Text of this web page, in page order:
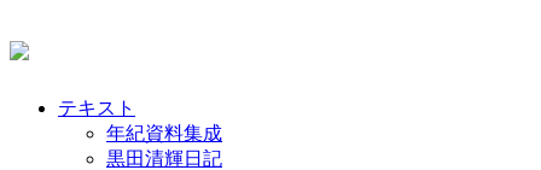
テキスト
年紀資料集成
黒田清輝日記